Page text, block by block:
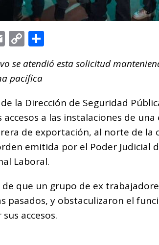
E
ai
l
C
p
y
Li
n
k
m
ar
ti
r
se atendió esta solicitud
pacífica
la Dirección de Seguridad
accesos a las instalaciones de
de exportación, al norte de la
emitida por el Poder Judicial
Laboral.
de que un grupo de ex
pasados, y obstaculizaron el
accesos.